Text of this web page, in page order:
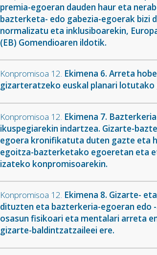
premia-egoeran dauden haur eta
bazterketa- edo gabezia-egoerak bizi
normalizatu eta inklusiboarekin,
(EB) Gomendioaren ildotik.
Konpromisoa 12. Ekimena 6. Arreta
gizarteratzeko euskal planari
Konpromisoa 12. Ekimena 7.
ikuspegiarekin indartzea. Gizarte-
egoera kronifikatuta duten gazte eta
egoitza-bazterketako egoeretan eta
izateko konpromisoarekin.
Konpromisoa 12. Ekimena 8. Gizarte-
dituzten eta bazterkeria-egoeran edo
osasun fisikoari eta mentalari arreta
gizarte-baldintzatzaileei ere.